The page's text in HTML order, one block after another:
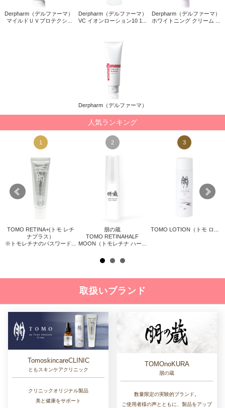
Derpharm（デルファーマ）
マイルドＵＶプロテクシ...
Derpharm（デルファーマ）
VC イオンローション10 1...
Derpharm（デルファーマ）
ホワイトニング クリーム ...
Derpharm（デルファーマ）
人気ランキング
1
TOMO RETINA+(トモ レチ
ナプラス）
※トモレチナのパスワード...
2
朋の蔵
TOMO RETINAHALF
MOON（トモレチナ ハー...
3
TOMO LOTION（トモ ロ...
取扱いブランド
TomoskincareCLINIC
ともスキンケアクリニック
クリニックオリジナル製品
美と健康をサポート
TOMOnoKURA
朋の蔵
数量限定の実験的ブランド。
ご使用者様の声とともに、製品をアップ